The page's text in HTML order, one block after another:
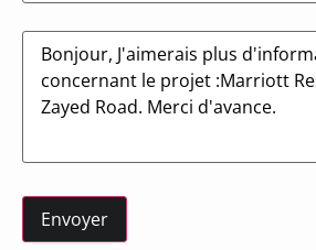
Message